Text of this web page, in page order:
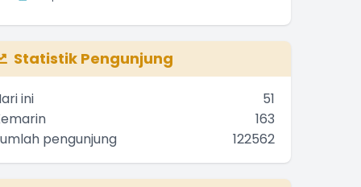
Statistik Pengunjung
ini
51
163
pengunjung
122562